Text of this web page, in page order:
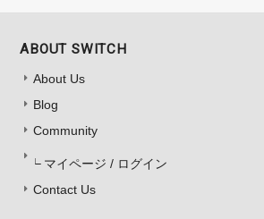
ABOUT SWITCH
About Us
Blog
Community
マイページ / ログイン
Contact Us